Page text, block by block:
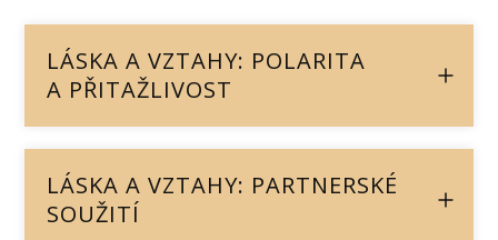
LÁSKA A VZTAHY: POLARITA
A PŘITAŽLIVOST
LÁSKA A VZTAHY: PARTNERSKÉ
SOUŽITÍ